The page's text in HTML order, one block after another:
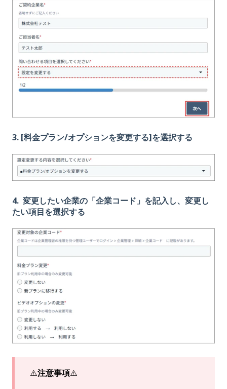
3. [料金プラン/オプションを変更する]を選択する
4. 変更したい企業の「企業コード」を記入し、変更し
たい項目を選択する
⚠️注意事項⚠️